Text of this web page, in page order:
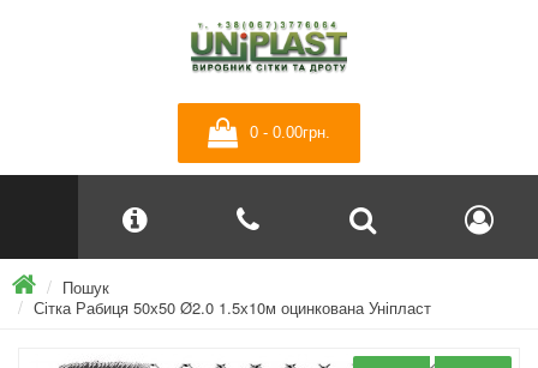
0 - 0.00грн.
Пошук
Сітка Рабиця 50х50 Ø2.0 1.5х10м оцинкована Уніпласт